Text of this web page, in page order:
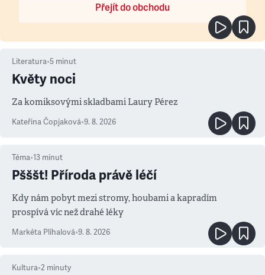
Přejít do obchodu
Literatura•5 minut
Květy noci
Za komiksovými skladbami Laury Pérez
Kateřina Čopjaková•9. 8. 2026
Téma•13 minut
Pšššt! Příroda právě léčí
Kdy nám pobyt mezi stromy, houbami a kapradím
prospívá víc než drahé léky
Markéta Plíhalová•9. 8. 2026
Kultura•2 minuty